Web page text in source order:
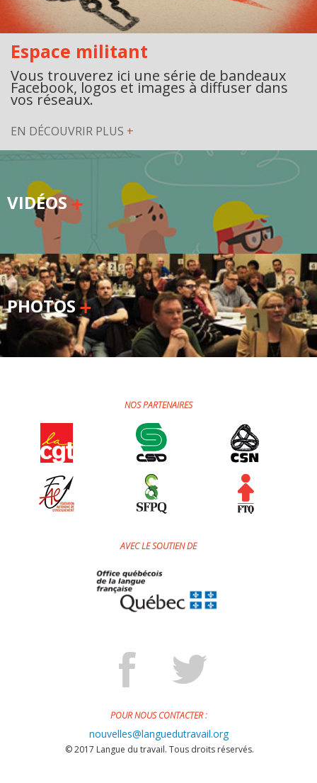
Espace militant
Vous trouverez ici une série de bandeaux
Facebook, logos et images à diffuser dans
vos réseaux.
EN DÉCOUVRIR PLUS +
VIDÉOS
PHOTOS
NOS PARTENAIRES
AVEC LE SOUTIEN DE
POUR NOUS CONTACTER :
nouvelles@languedutravail.org
© 2017 Langue du travail. Tous droits réservés.